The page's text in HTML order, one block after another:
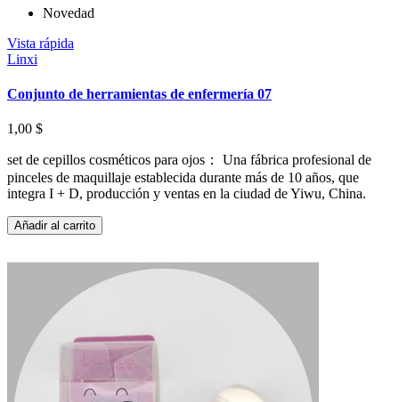
Novedad
Vista rápida
Linxi
Conjunto de herramientas de enfermería 07
1,00 $
set de cepillos cosméticos para ojos： Una fábrica profesional de
pinceles de maquillaje establecida durante más de 10 años, que
integra I + D, producción y ventas en la ciudad de Yiwu, China.
Añadir al carrito